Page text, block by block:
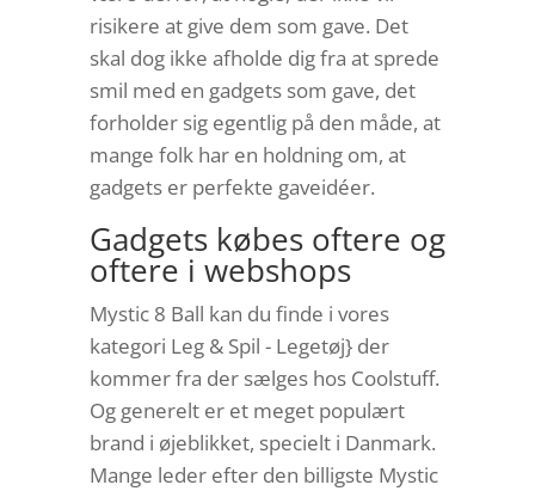
risikere at give dem som gave. Det
skal dog ikke afholde dig fra at sprede
smil med en gadgets som gave, det
forholder sig egentlig på den måde, at
mange folk har en holdning om, at
gadgets er perfekte gaveidéer.
Gadgets købes oftere og
oftere i webshops
Mystic 8 Ball kan du finde i vores
kategori Leg & Spil - Legetøj} der
kommer fra der sælges hos Coolstuff.
Og generelt er et meget populært
brand i øjeblikket, specielt i Danmark.
Mange leder efter den billigste Mystic